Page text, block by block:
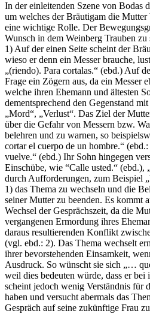
In der einleitenden Szene von Bodas
um welches der Bräutigam die Mutter
eine wichtige Rolle. Der
Wunsch in dem Weinberg Trauben
1) Auf der einen Seite scheint der
wieso er denn ein Messer brauche,
„(riendo). Para cortalas.“ (ebd.) Auf
Frage ein Zögern aus, da ein Messer
welche ihren Ehemann und ältesten
dementsprechend den Gegenstand
„Mord“, „Verlust“. Das Ziel der
über die Gefahr von Messern bzw.
belehren und zu warnen, so
cortar el cuerpo de un hombre.“
vuelve.“ (ebd.) Ihr Sohn hingegen
Einschübe, wie “Calle usted.“ (ebd.),
durch Aufforderungen, zum Beispiel
1) das Thema zu wechseln und die
seiner Mutter zu beenden. Es kommt
Wechsel der Gesprächszeit, da die
vergangenen Ermordung ihres
daraus resultierenden Konflikt
(vgl. ebd.: 2). Das Thema wechselt
ihrer bevorstehenden Einsamkeit,
Ausdruck. So wünscht sie sich „…
weil dies bedeuten würde, dass er
scheint jedoch wenig Verständnis für
haben und versucht abermals das
Gespräch auf seine zukünftige Frau